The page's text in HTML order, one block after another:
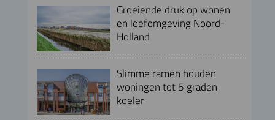
Groeiende druk op wonen
en leefomgeving Noord-
Holland
Slimme ramen houden
woningen tot 5 graden
koeler